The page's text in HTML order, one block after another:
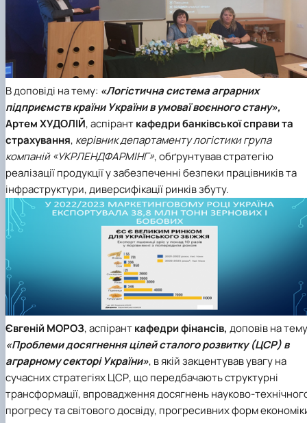
В доповіді на тему: «Логістична система аграрних
підприємств країни України в умоваї воєнного стану»,
Артем ХУДОЛІЙ, аспіранткафедри банківської справи та
страхування, керівник департаменту логістики група
компаній «УКРЛЕНДФАРМІНГ», обґрунтував стратегію
реалізації продукції у забезпеченні безпеки працівників та
інфраструктури, диверсифікації ринків збуту.
Євгеній МОРОЗ, аспіранткафедри фінансів, доповів на
«Проблеми досягнення цілей сталого розвитку (ЦСР) в
аграрному секторі України», в якій закцентував увагу на
сучасних стратегіях ЦСР, що передбачають структурні
трансформації, впровадження досягнень науково-
прогресу та світового досвіду, прогресивних форм